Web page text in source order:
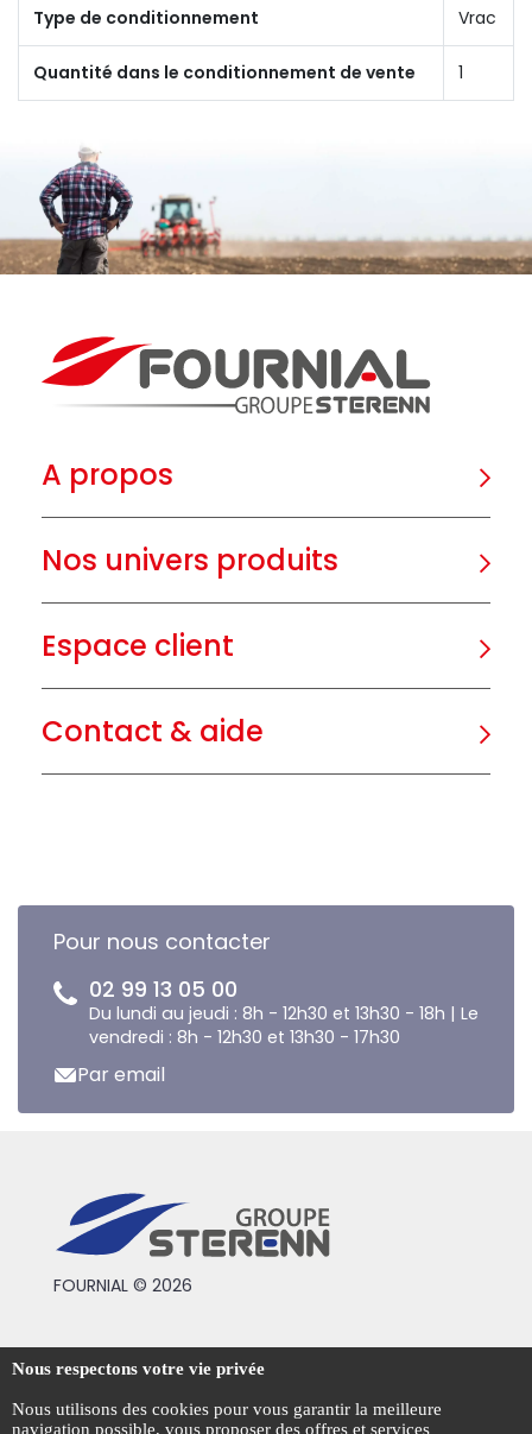
Type de conditionnement Vrac
Quantité dans le conditionnement de vente 1
A propos
Nos univers produits
Espace client
Contact & aide
Pour nous contacter
02 99 13 05 00
Du lundi au jeudi : 8h - 12h30 et 13h30 - 18h | Le
vendredi : 8h - 12h30 et 13h30 - 17h30
Par email
FOURNIAL © 2026
Conditions générales de vente
Mentions légales
Nous respectons votre vie privée
Nous utilisons des cookies pour vous garantir la meilleure
navigation possible, vous proposer des offres et services